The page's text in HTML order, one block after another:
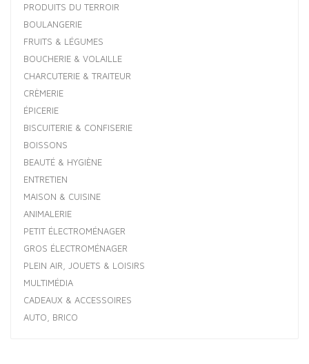
PRODUITS DU TERROIR
BOULANGERIE
FRUITS & LÉGUMES
BOUCHERIE & VOLAILLE
CHARCUTERIE & TRAITEUR
CRÈMERIE
ÉPICERIE
BISCUITERIE & CONFISERIE
BOISSONS
BEAUTÉ & HYGIÈNE
ENTRETIEN
MAISON & CUISINE
ANIMALERIE
PETIT ÉLECTROMÉNAGER
GROS ÉLECTROMÉNAGER
PLEIN AIR, JOUETS & LOISIRS
MULTIMÉDIA
CADEAUX & ACCESSOIRES
AUTO, BRICO